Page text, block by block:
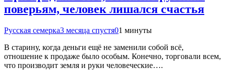
поверьям, человек лишался счастья
Русская семерка3 месяца спустя01 минуты
В старину, когда деньги ещё не заменили собой всё,
отношение к продаже было особым. Конечно, торговали всем,
что производит земля и руки человеческие….